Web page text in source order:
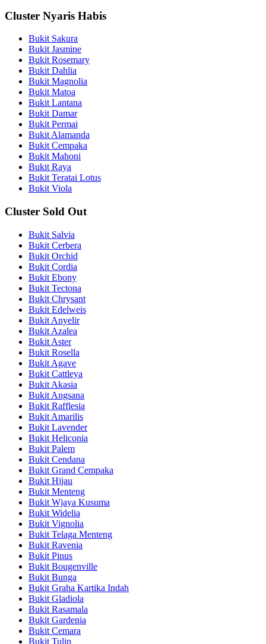
Cluster Nyaris Habis
Bukit Sakura
Bukit Jasmine
Bukit Rosemary
Bukit Dahlia
Bukit Magnolia
Bukit Matoa
Bukit Lantana
Bukit Damar
Bukit Permai
Bukit Alamanda
Bukit Cempaka
Bukit Mahoni
Bukit Raya
Bukit Teratai Lotus
Bukit Viola
Cluster Sold Out
Bukit Salvia
Bukit Cerbera
Bukit Orchid
Bukit Cordia
Bukit Ebony
Bukit Tectona
Bukit Chrysant
Bukit Edelweis
Bukit Anyelir
Bukit Azalea
Bukit Aster
Bukit Rosella
Bukit Agave
Bukit Cattleya
Bukit Akasia
Bukit Angsana
Bukit Rafflesia
Bukit Amarilis
Bukit Lavender
Bukit Heliconia
Bukit Palem
Bukit Cendana
Bukit Grand Cempaka
Bukit Hijau
Bukit Menteng
Bukit Wjaya Kusuma
Bukit Widelia
Bukit Vignolia
Bukit Telaga Menteng
Bukit Ravenia
Bukit Pinus
Bukit Bougenville
Bukit Bunga
Bukit Graha Kartika Indah
Bukit Gladiola
Bukit Rasamala
Bukit Gardenia
Bukit Cemara
Bukit Tulip